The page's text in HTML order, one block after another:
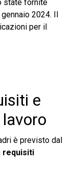
state fornite
2024. Il
per il
e
è previsto dal
requisiti